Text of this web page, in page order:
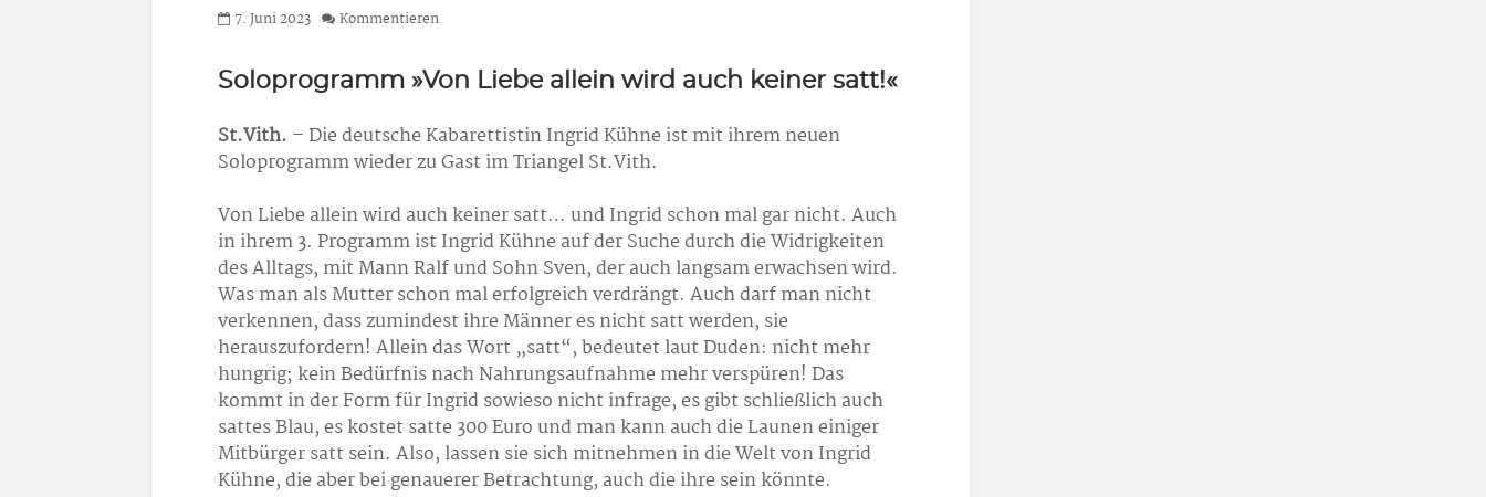
7. Juni 2023 Kommentieren
Soloprogramm »Von Liebe allein wird auch keiner satt!«
St.Vith. – Die deutsche Kabarettistin Ingrid Kühne ist mit ihrem neuen
Soloprogramm wieder zu Gast im Triangel St.Vith.
Von Liebe allein wird auch keiner satt… und Ingrid schon mal gar nicht. Auch
in ihrem 3. Programm ist Ingrid Kühne auf der Suche durch die Widrigkeiten
des Alltags, mit Mann Ralf und Sohn Sven, der auch langsam erwachsen wird.
Was man als Mutter schon mal erfolgreich verdrängt. Auch darf man nicht
verkennen, dass zumindest ihre Männer es nicht satt werden, sie
herauszufordern! Allein das Wort „satt“, bedeutet laut Duden: nicht mehr
hungrig; kein Bedürfnis nach Nahrungsaufnahme mehr verspüren! Das
kommt in der Form für Ingrid sowieso nicht infrage, es gibt schließlich auch
sattes Blau, es kostet satte 300 Euro und man kann auch die Launen einiger
Mitbürger satt sein. Also, lassen sie sich mitnehmen in die Welt von Ingrid
Kühne, die aber bei genauerer Betrachtung, auch die ihre sein könnte.